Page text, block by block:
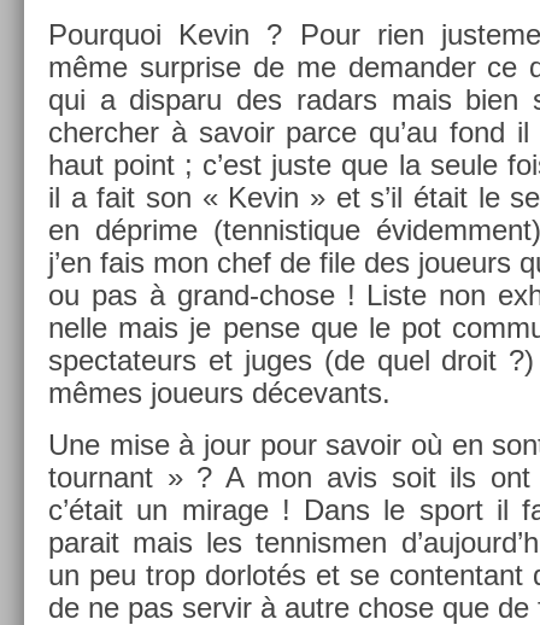
Pour­quoi Kevin ? Pour rien
même sur­pr­ise de me de­mand­er ce
qui a dis­paru des radars mais bien
cherch­er à savoir parce qu’au fond il
haut point ; c’est juste que la seule
il a fait son « Kevin » et s’il était le
en déprime (ten­nistique
j’en fais mon chef de file des joueurs
ou pas à grand-chose ! Liste non
nelle mais je pense que le pot
spec­tateurs et juges (de quel droit
mêmes joueurs décevants.
Une mise à jour pour savoir où en
tour­nant » ? A mon avis soit ils
c’était un mirage ! Dans le sport il
para­it mais les ten­nism­en
un peu trop dor­lotés et se con­ten­tant
de ne pas ser­vir à autre chose que de